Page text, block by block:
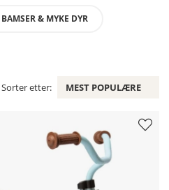
BAMSER & MYKE DYR
Sorter etter: MEST POPULÆRE